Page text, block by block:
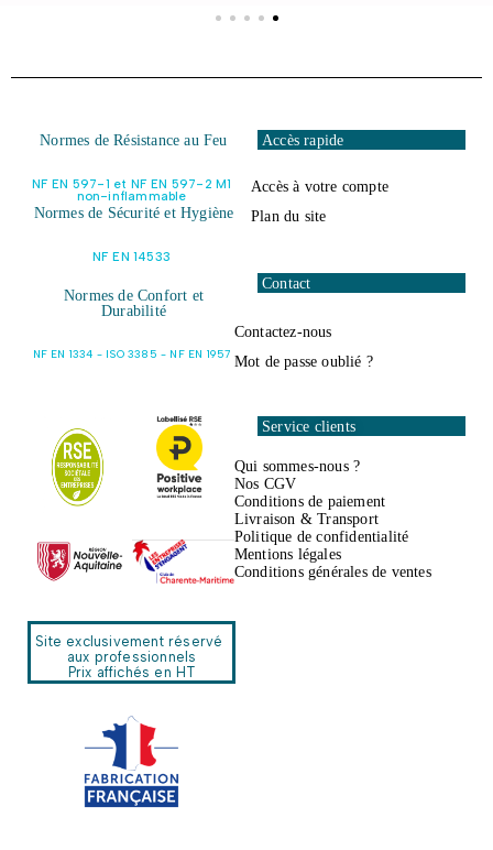
Normes de Résistance au Feu
NF EN 597-1 et NF EN 597-2 M1
non-inflammable
Normes de Sécurité et Hygiène
NF EN 14533
Normes de Confort et
Durabilité
NF EN 1334 - ISO 3385 - NF EN 1957
Accès rapide
Accès à votre compte
Plan du site
Contact
Contactez-nous
Mot de passe oublié ?
Service clients
Qui sommes-nous ?
Nos CGV
Conditions de paiement
Livraison & Transport
Politique de confidentialité
Mentions légales
Conditions générales de ventes
Site exclusivement réservé
aux professionnels
Prix affichés en HT